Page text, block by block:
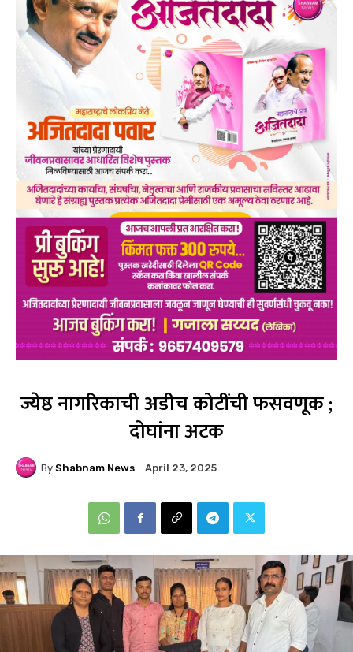
ज्येष्ठ नागरिकाची अडीच कोटींची फसवणूक ;
दोघांना अटक
By Shabnam News April 23, 2025